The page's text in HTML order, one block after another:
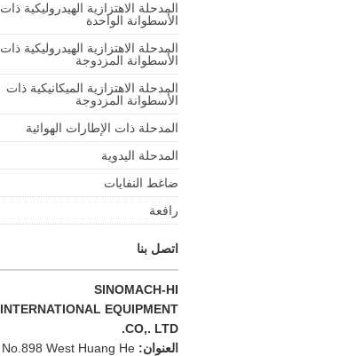
المدحلة الاهتزازية الهيدروليكية ذات
الأسطوانة الواحدة
المدحلة الاهتزازية الهيدروليكية ذات
الأسطوانة المزدوجة
المدحلة الاهتزازية الميكانيكية ذات
الأسطوانة المزدوجة
المدحلة ذات الإطارات الهوائية
المدحلة اليدوية
ضاغط النفايات
رافعة
اتصل بنا
SINOMACH-HI
INTERNATIONAL EQUIPMENT
CO,. LTD.
العنوان:No.898 West Huang He